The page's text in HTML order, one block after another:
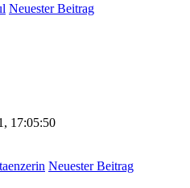
Neuester Beitrag
17:05:50
Neuester Beitrag